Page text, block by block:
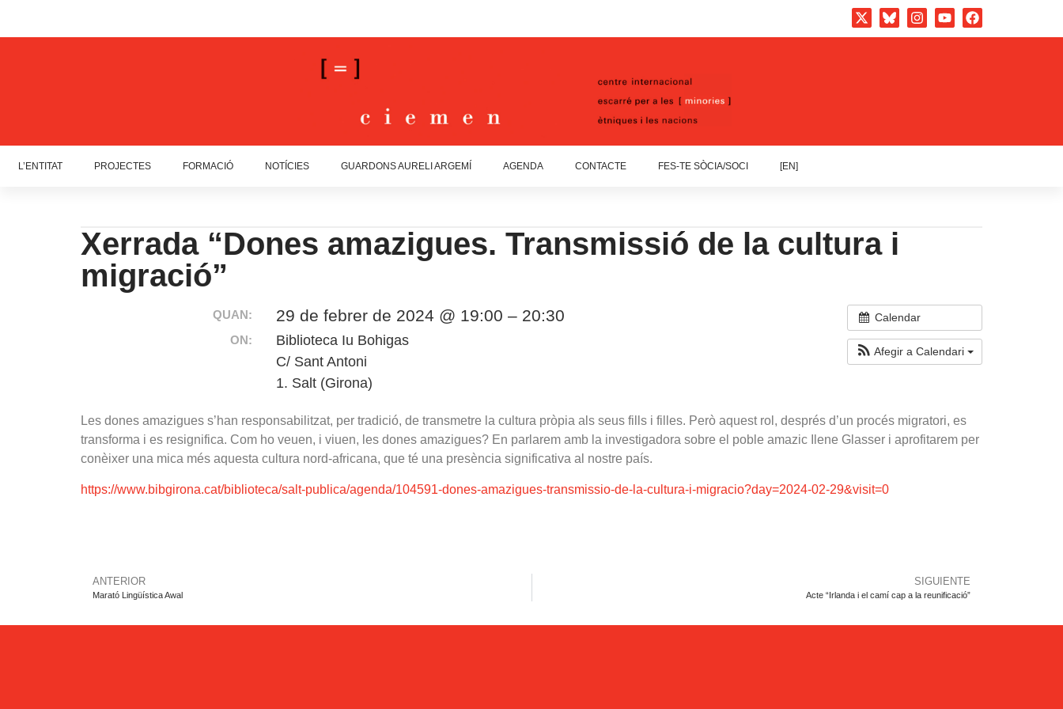
L’ENTITAT PROJECTES FORMACIÓ NOTÍCIES GUARDONS AURELI ARGEMÍ AGENDA CONTACTE FES-TE SÒCIA/SOCI [EN]
Xerrada “Dones amazigues. Transmissió de la cultura i
migració”
Calendar
Afegir a Calendari
QUAN: 29 de febrer de 2024 @ 19:00 – 20:30
ON:
Biblioteca Iu Bohigas
C/ Sant Antoni
1. Salt (Girona)
Les dones amazigues s’han responsabilitzat, per tradició, de transmetre la cultura pròpia als seus fills i filles. Però aquest rol, després d’un procés migratori, es
transforma i es resignifica. Com ho veuen, i viuen, les dones amazigues? En parlarem amb la investigadora sobre el poble amazic Ilene Glasser i aprofitarem per
conèixer una mica més aquesta cultura nord-africana, que té una presència significativa al nostre país.
https://www.bibgirona.cat/biblioteca/salt-publica/agenda/104591-dones-amazigues-transmissio-de-la-cultura-i-migracio?day=2024-02-29&visit=0
ANTERIOR
Marató Lingüística Awal
SIGUIENTE
Acte “Irlanda i el camí cap a la reunificació”